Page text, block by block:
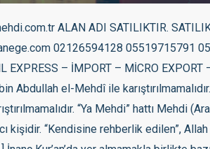
öğretisine alternatif oluşturma amacına bağlarlar.[14] Ancak tarihsel olarak Mecusi inancı daha eskiye dayandığı için, Mesih inancını geliştiren Yahudîler’in de, bu düşüncelerini Babil sürgünü zamanında dönemin etkin dini Mazdeizm’den almış olması muhtemeldir.[kaynak belirtilmeli] Şiiliğin inanç esaslarından sayılan Mehdi inancı, akademik çevrelerde pek fazla itibar edilmese de [15] tarih boyunca olduğu gibi tasavvuf ve tarikat merkezli, kendi liderlerini Mehdi, cemaatlerini de Mehdinin cemaati olarak görmek isteyen Sünni toplumlarında da yaygın kabul ve etki gücüne sahiptir. İslâm tarihinde birçok kişi Mehdi olarak görülmüştür. Bunlardan ilkinin de Ali olduğu ifade edilmektedir.[16] Daha sonra oğlu Muhammed bin Hanefiyye de bir grup tarafından Mehdi olarak kabul edilmiştir.[17] Öte yandan Ömer bin Abdülazîz için de Mehdi sifatının kullanıldığını görmekteyiz.[18] Keza Muhammed en-Nefsüzzekiyye bizzat babası tarafından Mehdi unvanıyla takdim edilmiş ve Mehdi olduğu söylenmiştir. Yine Abbasi halifesi Muhammed el-Mehdî bin Abdullâh Mansûr da babası Mansur tarafından Mehdi olarak sunulmuştur.[19] (Mehdilik iddiasında bulunanlar listesi) Dini kaynaklar Mehdi ile ilgili Kur’anda doğrudan bir ayet bulunmamakla birlikte [20] bazı ayetler mehdiye inanan grup ve kişiler tarafından mehdi veya mehdi devri ile ilişkilendirilir. Mehdi hadisleri Ana madde: Hadis Hadisler Muhammed’in ölümünden sonraki yüzyıllar içerisinde, bir ravi zinciri ile Muhammed’e isnad edilen sözlerin toplanıp yazıya geçirilmesi ile oluşturulan İslam sözlü kültür ürünleridir. Bu sözlerin Muhammed’e aidiyetleri ve dini anlamda güvenilirlikleri değişik tartışmaların konusu olagelmiştir. Mehdi ile ilgili hadislerin oy birliği ile uydurma kabul edilen hadislerden olduğu bazı kaynaklarda kaydedilmektedir.[3] Malik b. Enes, Buhârî ve Müslim’in Mehdi kelimesinin geçtiği rivayetlere yer vermediği de belirtilmektedir.[4] Hadislere göre Mehdi kadar, Mehdi’nin talebeleri de üstün kişilerdir. Her grupta bu üstünlükleri elde edebilmek ve kendi liderinin Mehdi olduğunu ispat edebilmek için binlerce hadis uydurulmuştur. Bu yüzden Mehdi’nin dış görünüşü, yapacakları ve çıkacağı yer hakkında birbiriyle çelişen çok sayıda hadis vardır; Bir hadise göre Mehdi Şam’dan, diğerine göre Kufe’den, bir diğerine göre İstanbul’dan, yine bir başka hadise göre ise Medine’den çıkacaktır.[21] – Horasan tarafından gelen siyah sancaklılara katılın. Onların içinde Allah’ın halifesi Mehdi vardır. (Abbasoğulları) [Hakim, İ.Ahmed, Deylemi] – Bazı hadis